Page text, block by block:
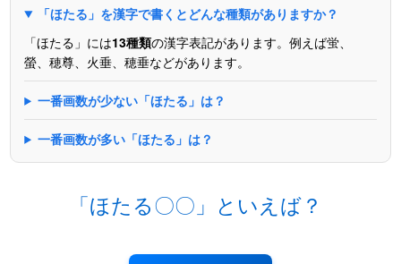
「ほたる」を漢字で書くとどんな種類がありますか？
「ほたる」には13種類の漢字表記があります。例えば蛍、
螢、穂尊、火垂、穂垂などがあります。
一番画数が少ない「ほたる」は？
一番画数が多い「ほたる」は？
「ほたる〇〇」といえば？